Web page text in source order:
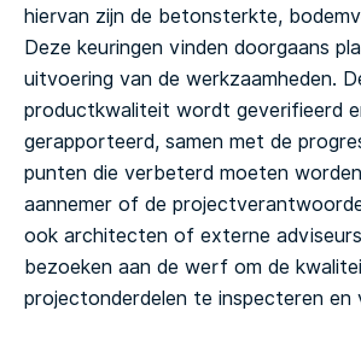
hiervan zijn de betonsterkte,
Deze keuringen vinden doorgaans
uitvoering van de werkzaamheden.
productkwaliteit wordt geverifieerd
gerapporteerd, samen met de
punten die verbeterd moeten
aannemer of de
ook architecten of externe
bezoeken aan de werf om de
projectonderdelen te inspecteren en